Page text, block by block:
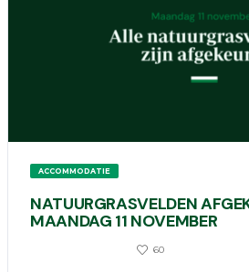
ACCOMMODATIE
NATUURGRASVELDEN
MAANDAG 11 NOVEMBER
60